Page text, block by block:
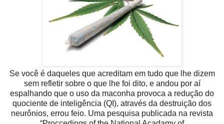
Se você é daqueles que acreditam em tudo que lhe dizem
sem refletir sobre o que lhe foi dito, e andou por aí
espalhando que o uso da maconha provoca a redução do
quociente de inteligência (QI ), através da destruição dos
neurônios, errou feio. Uma pesquisa publicada na revista